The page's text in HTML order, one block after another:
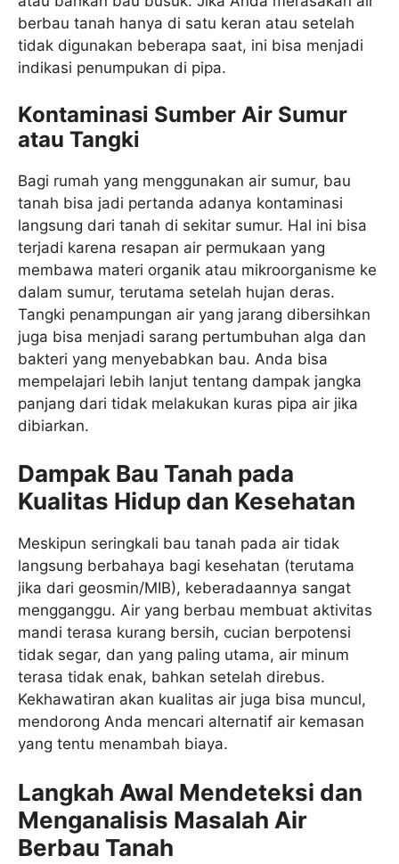
berbau tanah hanya di satu keran atau setelah
tidak digunakan beberapa saat, ini bisa menjadi
indikasi penumpukan di pipa.
Kontaminasi Sumber Air Sumur
atau Tangki
Bagi rumah yang menggunakan air sumur, bau
tanah bisa jadi pertanda adanya kontaminasi
langsung dari tanah di sekitar sumur. Hal ini bisa
terjadi karena resapan air permukaan yang
membawa materi organik atau mikroorganisme ke
dalam sumur, terutama setelah hujan deras.
Tangki penampungan air yang jarang dibersihkan
juga bisa menjadi sarang pertumbuhan alga dan
bakteri yang menyebabkan bau. Anda bisa
mempelajari lebih lanjut tentang dampak jangka
panjang dari tidak melakukan kuras pipa air jika
dibiarkan.
Dampak Bau Tanah pada
Kualitas Hidup dan Kesehatan
Meskipun seringkali bau tanah pada air tidak
langsung berbahaya bagi kesehatan (terutama
jika dari geosmin/MIB), keberadaannya sangat
mengganggu. Air yang berbau membuat aktivitas
mandi terasa kurang bersih, cucian berpotensi
tidak segar, dan yang paling utama, air minum
terasa tidak enak, bahkan setelah direbus.
Kekhawatiran akan kualitas air juga bisa muncul,
mendorong Anda mencari alternatif air kemasan
yang tentu menambah biaya.
Langkah Awal Mendeteksi dan
Menganalisis Masalah Air
Berbau Tanah